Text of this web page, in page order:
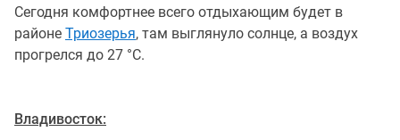
Сегодня комфортнее всего отдыхающим будет в
районе Триозерья, там выглянуло солнце, а воздух
прогрелся до 27 °С.
Владивосток: